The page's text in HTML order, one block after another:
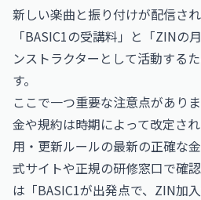
新しい楽曲と振り付けが配信さ
「BASIC1の受講料」と「ZINの
ンストラクターとして活動する
す。
ここで一つ重要な注意点があり
金や規約は時期によって改定さ
用・更新ルールの最新の正確な
式サイトや正規の研修窓口で確
は「BASIC1が出発点で、ZIN加